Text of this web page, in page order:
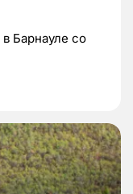
Барнауле со